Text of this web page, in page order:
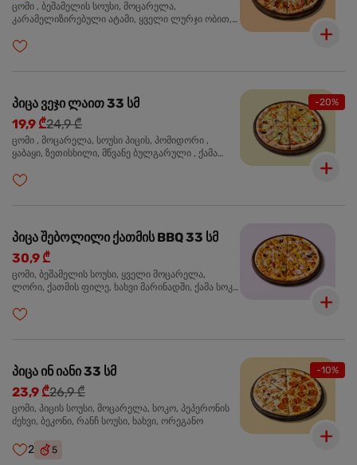
ცომი , ბეშამელის სოუსი, მოცარელა,
კარამელიზირებული ატამი, ყველი ლურჯი ობით,
-20%
პიცა ვეჯი ლაით 33 სმ
19,9 ₾24,9 ₾
ცომი , მოცარელა, სოუსი პიცის, პომიდორი ,
ყაბაყი, ზეთისხილი, მწვანე ბულგარული , ქამა
პიცა შებოლილი ქათმის BBQ 33 სმ
30,9 ₾
ცომი, ბეშამელის სოუსი, ყველი მოცარელა,
ლორი, ქათმის ფილე, ხახვი მარინადში, ქამა სოკო
-10%
პიცა ინ იანი 33 სმ
23,9 ₾26,9 ₾
ცომი, პიცის სოუსი, მოცარელა, სოკო, პეპერონის
ძეხვი, ბეკონი, რანჩ სოუსი, ხახვი, ორეგანო
2 5